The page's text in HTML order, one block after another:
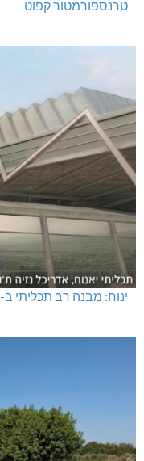
טרנספורמטור קפוט
ינוח: מבנה רב תכליתי ב-120 מלש"ח